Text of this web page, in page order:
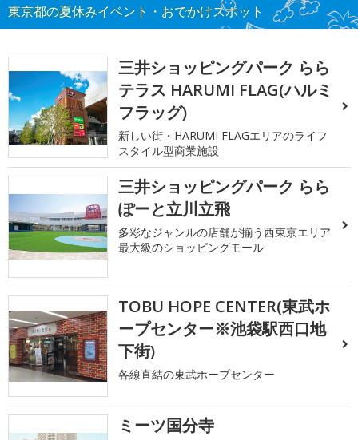
東京都の夏休みイベント・おでかけスポット
三井ショッピングパーク らら
テラス HARUMI FLAG(ハルミ
フラッグ)
新しい街・HARUMI FLAGエリアのライフ
スタイル型商業施設
三井ショッピングパーク らら
ぽーと立川立飛
多彩なジャンルの店舗が揃う西東京エリア
最大級のショッピングモール
TOBU HOPE CENTER(東武ホ
ープセンター※池袋駅西口地
下街)
各線直結の東武ホープセンター
ミーツ国分寺